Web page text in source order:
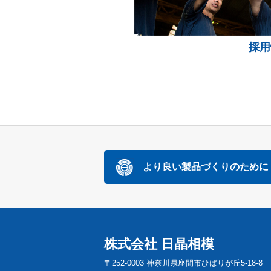
採
より良い製品づくりのために
株式会社 日晶相模
〒252-0003 神奈川県座間市ひばりが丘5-18-8